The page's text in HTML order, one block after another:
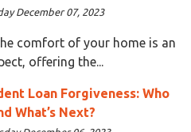
December 07, 2023
comfort of your home is an
offering the...
Loan Forgiveness: Who
What’s Next?